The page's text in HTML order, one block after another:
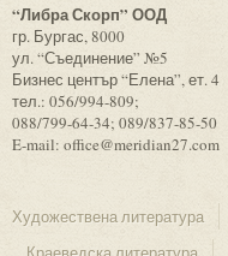
“Либра Скорп” ООД
гр. Бургас, 8000
ул. “Съединение” №5
Бизнес център “Елена”, ет. 4
тел.: 056/994-809;
088/799-64-34; 089/837-85-50
E-mail: office@meridian27.com
Художествена литература